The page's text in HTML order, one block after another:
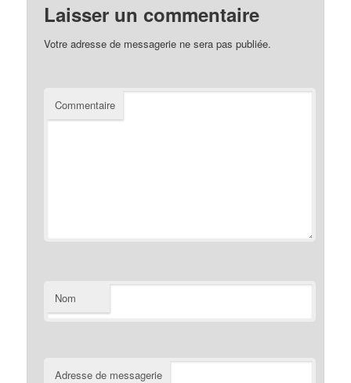
Laisser un commentaire
Votre adresse de messagerie ne sera pas publiée.
Commentaire
Nom
Adresse de messagerie